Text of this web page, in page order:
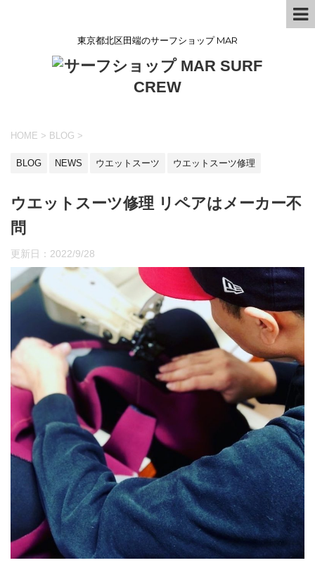
東京都北区田端のサーフショップ MAR
HOME > BLOG >
BLOG NEWS ウエットスーツ ウエットスーツ修理
ウエットスーツ修理 リペアはメーカー不
問
更新日： 2022/9/28